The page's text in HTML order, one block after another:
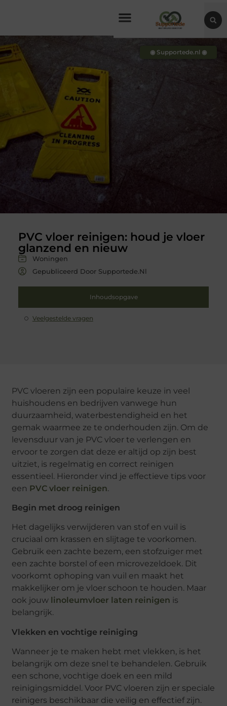
PVC vloer reinigen: houd je vloer
glanzend en nieuw
Woningen
Gepubliceerd Door Supportede.nl
Inhoudsopgave
Veelgestelde vragen
◉ Supportede.nl ◉
PVC vloeren zijn een populaire keuze in veel
huishoudens en bedrijven vanwege hun
duurzaamheid, waterbestendigheid en het
gemak waarmee ze te onderhouden zijn. Om de
levensduur van je PVC vloer te verlengen en
ervoor te zorgen dat deze er altijd op zijn best
uitziet, is regelmatig en correct reinigen
essentieel. Hieronder vind je effectieve tips voor
een PVC vloer reinigen.
Begin met droog reinigen
Het dagelijks verwijderen van stof en vuil is
cruciaal om krassen en slijtage te voorkomen.
Gebruik een zachte bezem, een stofzuiger met
een zachte borstel of een microvezeldoek. Dit
voorkomt ophoping van vuil en maakt het
makkelijker om je vloer schoon te houden. Maar
ook jouw linoleumvloer laten reinigen is
belangrijk.
Vlekken en vochtige reiniging
Wanneer je te maken hebt met vlekken, is het
belangrijk om deze snel te behandelen. Gebruik
een schone, vochtige doek en een mild
reinigingsmiddel. Voor PVC vloeren zijn er speciale
reinigers beschikbaar die veilig en effectief zijn.